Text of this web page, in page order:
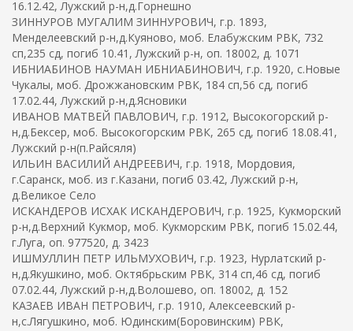
16.12.42, Лужский р-н,д.Горнешно
ЗИННУРОВ МУГАЛИМ ЗИННУРОВИЧ, г.р. 1893,
Менделеевский р-н,д.Куяново, моб. Елабужским РВК, 732
сп,235 сд, погиб 10.41, Лужский р-н, оп. 18002, д. 1071
ИБНИАБИНОВ НАУМАН ИБНИАБИНОВИЧ, г.р. 1920, с.Новые
Чукалы, моб. Дрожжановским РВК, 184 сп,56 сд, погиб
17.02.44, Лужский р-н,д.Ясновики
ИВАНОВ МАТВЕЙ ПАВЛОВИЧ, г.р. 1912, Высокогорский р-
н,д.Бексер, моб. Высокогорским РВК, 265 сд, погиб 18.08.41,
Лужский р-н(п.Райсяля)
ИЛЬИН ВАСИЛИЙ АНДРЕЕВИЧ, г.р. 1918, Мордовия,
г.Саранск, моб. из г.Казани, погиб 03.42, Лужский р-н,
д.Великое Село
ИСКАНДЕРОВ ИСХАК ИСКАНДЕРОВИЧ, г.р. 1925, Кукморский
р-н,д.Верхний Кукмор, моб. Кукморским РВК, погиб 15.02.44,
г.Луга, оп. 977520, д. 3423
ИШМУЛЛИН ПЕТР ИЛЬМУХОВИЧ, г.р. 1923, Нурлатский р-
н,д.Якушкино, моб. Октябрьским РВК, 314 сп,46 сд, погиб
07.02.44, Лужский р-н,д.Волошево, оп. 18002, д. 152
КАЗАЕВ ИВАН ПЕТРОВИЧ, г.р. 1910, Алексеевский р-
н,с.Лягушкино, моб. Юдинским(Боровинским) РВК,